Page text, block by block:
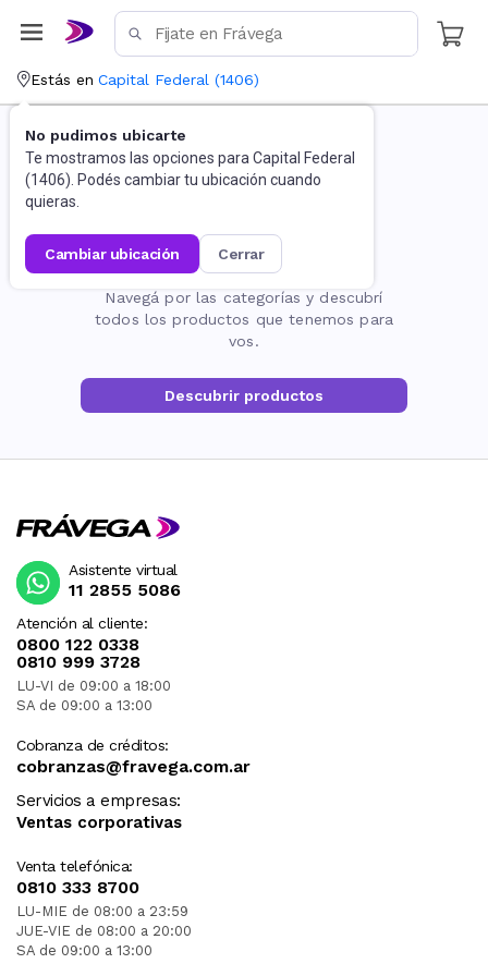
Estás en Capital Federal (1406)
No pudimos ubicarte
Te mostramos las opciones para Capital Federal
(1406). Podés cambiar tu ubicación cuando
quieras.
cambiar ubicación cerrar
La página no existe
Navegá por las categorías y descubrí
todos los productos que tenemos para
vos.
Descubrir productos
Atención al cliente:
0800 122 0338
0810 999 3728
LU-VI de 09:00 a 18:00
SA de 09:00 a 13:00
Cobranza de créditos:
cobranzas@fravega.com.ar
Servicios a empresas:
Ventas corporativas
Venta telefónica:
0810 333 8700
LU-MIE de 08:00 a 23:59
JUE-VIE de 08:00 a 20:00
SA de 09:00 a 13:00
Asistente virtual
11 2855 5086